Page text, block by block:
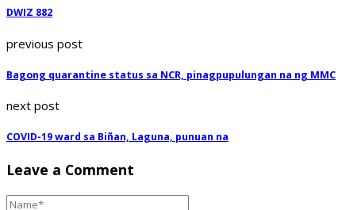
DWIZ 882
previous post
Bagong quarantine status sa NCR, pinagpupulungan na ng MMC
next post
COVID-19 ward sa Biñan, Laguna, punuan na
Leave a Comment